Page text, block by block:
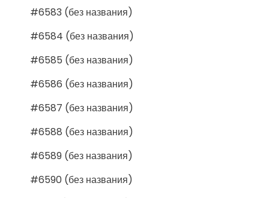
#6583 (без названия)
#6584 (без названия)
#6585 (без названия)
#6586 (без названия)
#6587 (без названия)
#6588 (без названия)
#6589 (без названия)
#6590 (без названия)